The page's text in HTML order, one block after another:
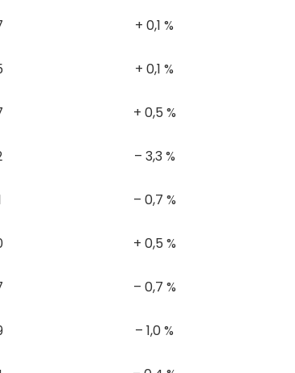
+ 0,1 %
+ 0,1 %
+ 0,5 %
– 3,3 %
– 0,7 %
+ 0,5 %
– 0,7 %
– 1,0 %